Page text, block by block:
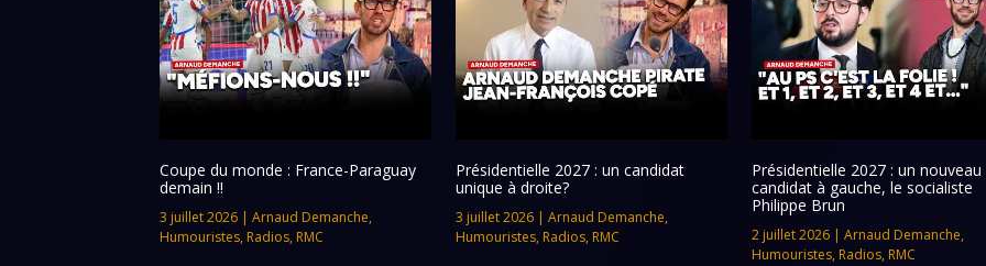
Coupe du monde : France-Paraguay
demain !!
3 juillet 2026 |Arnaud Demanche,
Humouristes, Radios, RMC
Présidentielle 2027 : un candidat
unique à droite?
3 juillet 2026| Arnaud Demanche,
Humouristes, Radios, RMC
Présidentielle 2027 : un nouveau
candidat à gauche, le socialiste
Philippe Brun
2 juillet 2026| Arnaud Demanche,
Humouristes, Radios, RMC